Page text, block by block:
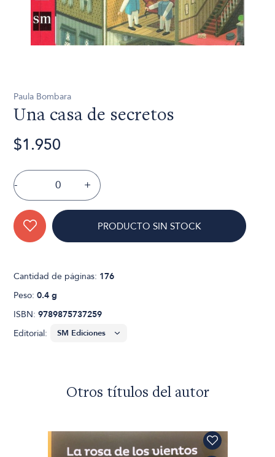
Paula Bombara
Una casa de secretos
$1.950
- +
PRODUCTO SIN STOCK
Cantidad de páginas: 176
Peso:0.4 g
ISBN:9789875737259
Editorial:
Otros títulos del autor